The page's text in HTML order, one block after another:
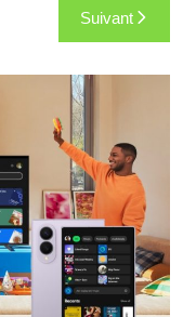
Suivant